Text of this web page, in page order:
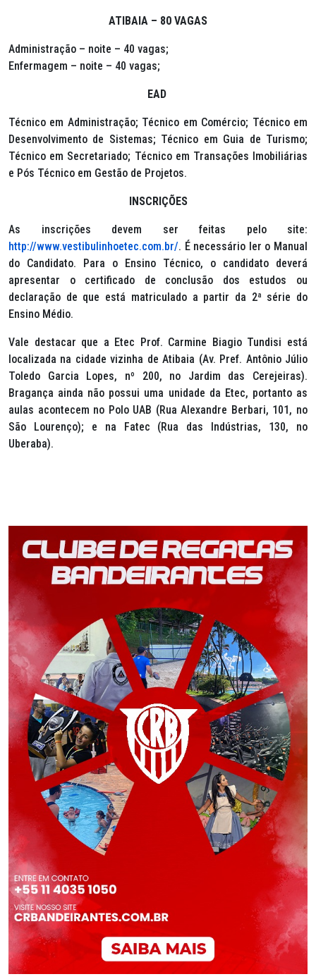
ATIBAIA – 80 VAGAS
Administração – noite – 40 vagas;
Enfermagem – noite – 40 vagas;
EAD
Técnico em Administração; Técnico em Comércio; Técnico em
Desenvolvimento de Sistemas; Técnico em Guia de Turismo;
Técnico em Secretariado; Técnico em Transações Imobiliárias
e Pós Técnico em Gestão de Projetos.
INSCRIÇÕES
As inscrições devem ser feitas pelo site:
http://www.vestibulinhoetec.com.br/. É necessário ler o Manual
do Candidato. Para o Ensino Técnico, o candidato deverá
apresentar o certificado de conclusão dos estudos ou
declaração de que está matriculado a partir da 2ª série do
Ensino Médio.
Vale destacar que a Etec Prof. Carmine Biagio Tundisi está
localizada na cidade vizinha de Atibaia (Av. Pref. Antônio Júlio
Toledo Garcia Lopes, nº 200, no Jardim das Cerejeiras).
Bragança ainda não possui uma unidade da Etec, portanto as
aulas acontecem no Polo UAB (Rua Alexandre Berbari, 101, no
São Lourenço); e na Fatec (Rua das Indústrias, 130, no
Uberaba).